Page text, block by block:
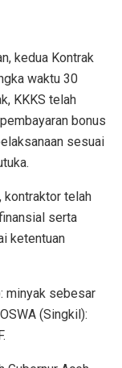
kedua Kontrak
waktu 30
KKKS telah
bonus
sesuai
kontraktor telah
serta
ketentuan
minyak sebesar
(Singkil):